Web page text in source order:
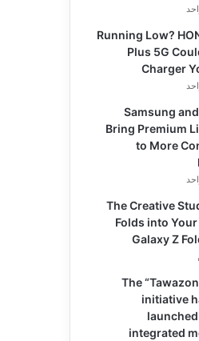
Running Low?
Plus 5G
Charger
Samsung
Bring Premium
to More
The Creative
Folds into
Galaxy Z
The
initiative
integrated